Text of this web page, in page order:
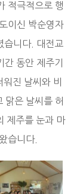
적극적으로 행
이신 박순영자
습니다. 대전교
동안 제주기
진 날씨와 비
맑은 날씨를 허
제주를 눈과 마
습니다.